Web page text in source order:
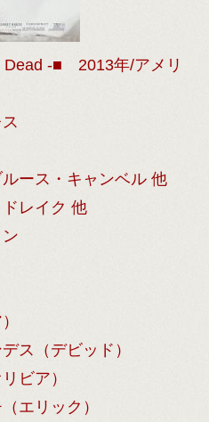
-■ 2013年/アメリ
ース・キャンベル 他
レイク 他
ス（デビッド）
ビア）
エリック）